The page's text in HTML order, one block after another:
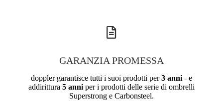
GARANZIA PROMESSA
doppler garantisce tutti i suoi prodotti per3 anni - e
addirittura 5 anni per i prodotti delle serie di ombrelli
Superstrong e Carbonsteel.